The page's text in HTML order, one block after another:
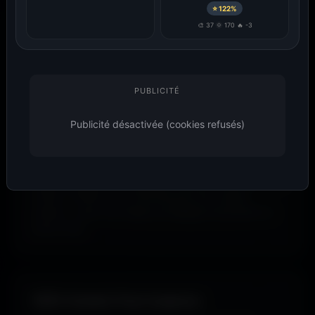
⭐ 122%
🎨 37 🌞 170 🔥 -3
PUBLICITÉ
Publicité désactivée (cookies refusés)